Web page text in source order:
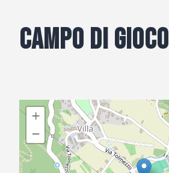
Campo di gioco
+
−